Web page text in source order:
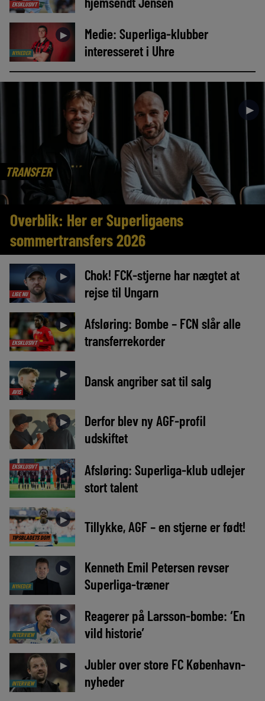
EKSKLUSIVT
NYHEDER
►
Medie: Superliga-klubber
interesseret i Uhre
TRANSFER
►
Overblik: Her er Superligaens
sommertransfers 2026
LIGE NU
►
Chok! FCK-stjerne har nægtet at
rejse til Ungarn
EKSKLUSIVT
►
Afsløring: Bombe – FCN slår alle
transferrekorder
AVIS
► Dansk angriber sat til salg
►
Derfor blev ny AGF-profil
udskiftet
EKSKLUSIVT ►
Afsløring: Superliga-klub udlejer
stort talent
TIPSBLADETS DOM
► Tillykke, AGF – en stjerne er født!
NYHEDER
►
Kenneth Emil Petersen revser
Superliga-træner
INTERVIEW
►
Reagerer på Larsson-bombe: ‘En
vild historie’
INTERVIEW
►
Jubler over store FC København-
nyheder